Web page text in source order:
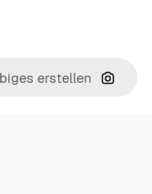
Nach